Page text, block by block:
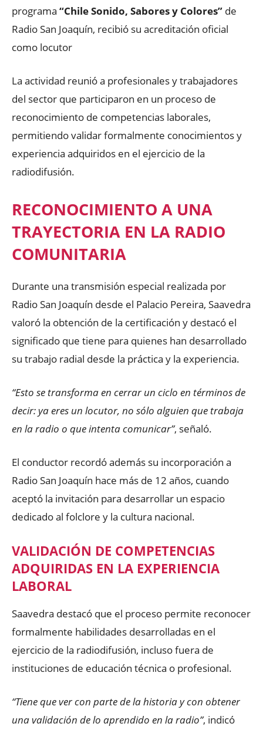
programa “Chile Sonido, Sabores y Colores” de
Radio San Joaquín, recibió su acreditación oficial
como locutor
La actividad reunió a profesionales y trabajadores
del sector que participaron en un proceso de
reconocimiento de competencias laborales,
permitiendo validar formalmente conocimientos y
experiencia adquiridos en el ejercicio de la
radiodifusión.
RECONOCIMIENTO A UNA
TRAYECTORIA EN LA RADIO
COMUNITARIA
Durante una transmisión especial realizada por
Radio San Joaquín desde el Palacio Pereira, Saavedra
valoró la obtención de la certificación y destacó el
significado que tiene para quienes han desarrollado
su trabajo radial desde la práctica y la experiencia.
“Esto se transforma en cerrar un ciclo en términos de
decir: ya eres un locutor, no sólo alguien que trabaja
en la radio o que intenta comunicar”, señaló.
El conductor recordó además su incorporación a
Radio San Joaquín hace más de 12 años, cuando
aceptó la invitación para desarrollar un espacio
dedicado al folclore y la cultura nacional.
VALIDACIÓN DE COMPETENCIAS
ADQUIRIDAS EN LA EXPERIENCIA
LABORAL
Saavedra destacó que el proceso permite reconocer
formalmente habilidades desarrolladas en el
ejercicio de la radiodifusión, incluso fuera de
instituciones de educación técnica o profesional.
“Tiene que ver con parte de la historia y con obtener
una validación de lo aprendido en la radio”, indicó